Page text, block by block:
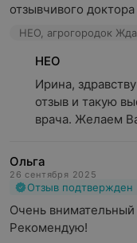
отзывчивого
НЕО, агрогородок
НЕО
Ирина,
отзыв и такую
врача. Желаем
Ольга
26 сентября 2025
Отзыв подтвержден
Очень
Рекомендую!